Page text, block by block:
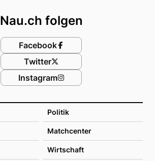
Politik
Matchcenter
Wirtschaft
Nau.ch folgen
Facebook
Twitter
Instagram